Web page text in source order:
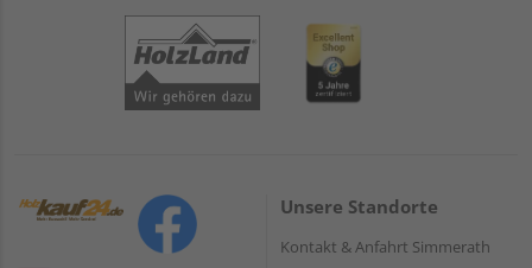
Unsere Standorte
Kontakt & Anfahrt Simmerath